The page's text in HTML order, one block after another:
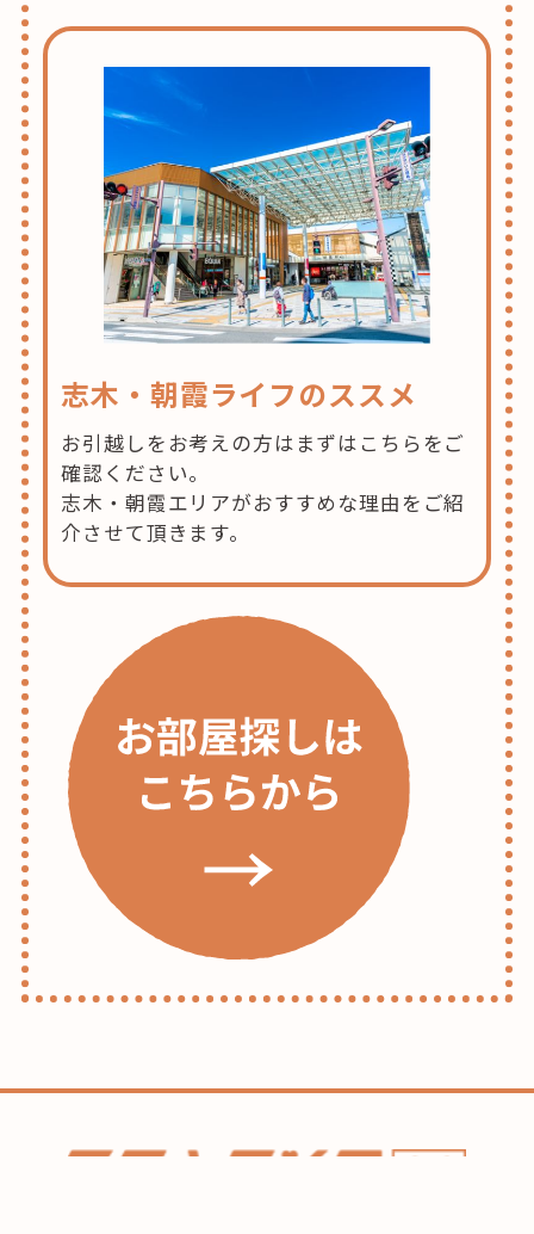
志木・朝霞ライフのススメ
お引越しをお考えの方はまずはこちらをご
確認ください。
志木・朝霞エリアがおすすめな理由をご紹
介させて頂きます。